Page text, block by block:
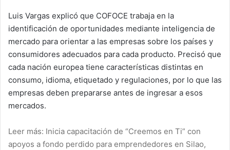
Luis Vargas explicó que COFOCE trabaja en la
identificación de oportunidades mediante inteligencia de
mercado para orientar a las empresas sobre los países y
consumidores adecuados para cada producto. Precisó que
cada nación europea tiene características distintas en
consumo, idioma, etiquetado y regulaciones, por lo que las
empresas deben prepararse antes de ingresar a esos
mercados.
Leer más: Inicia capacitación de “Creemos en Ti” con
apoyos a fondo perdido para emprendedores en Silao,